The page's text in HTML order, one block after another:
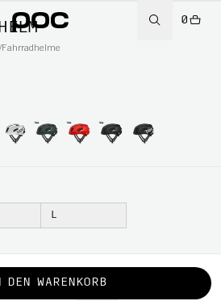
0
/Fahrradhelme
L
DEN WARENKORB